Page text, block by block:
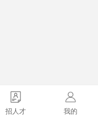
招人才 我的